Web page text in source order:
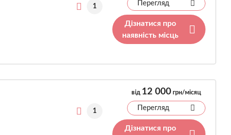
1 Перегляд
Дізнатися про
наявність місць
1
від 12 000 грн/місяц
Перегляд
Дізнатися про